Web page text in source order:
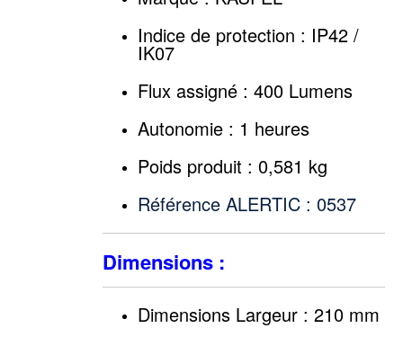
Indice de protection : IP42 /
IK07
Flux assigné : 400 Lumens
Autonomie : 1 heures
Poids produit : 0,581 kg
Référence ALERTIC : 0537
Dimensions :
Dimensions Largeur : 210 mm